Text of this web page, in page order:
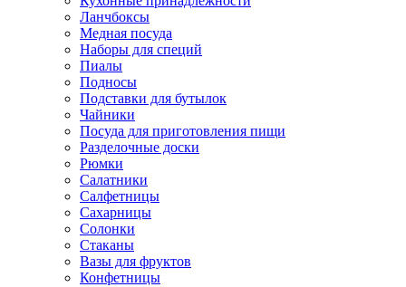
Ланчбоксы
Медная посуда
Наборы для специй
Пиалы
Подносы
Подставки для бутылок
Чайники
Посуда для приготовления пищи
Разделочные доски
Рюмки
Салатники
Салфетницы
Сахарницы
Солонки
Стаканы
Вазы для фруктов
Конфетницы